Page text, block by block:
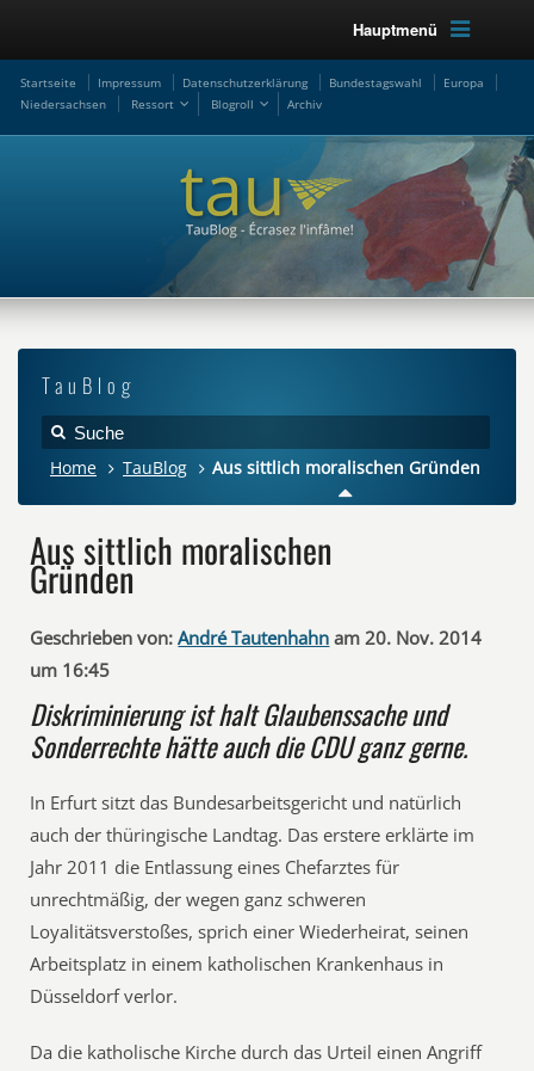
Hauptmenü
Startseite Impressum Datenschutzerklärung Bundestagswahl
Europa
Niedersachsen
Ressort Blogroll Archiv
TauBlog
Home TauBlog Aus sittlich moralischen Gründen
Aus sittlich moralischen
Gründen
Geschrieben von: André Tautenhahn am 20. Nov. 2014
um 16:45
Diskriminierung ist halt Glaubenssache und
Sonderrechte hätte auch die CDU ganz gerne.
In Erfurt sitzt das Bundesarbeitsgericht und natürlich
auch der thüringische Landtag. Das erstere erklärte im
Jahr 2011 die Entlassung eines Chefarztes für
unrechtmäßig, der wegen ganz schweren
Loyalitätsverstoßes, sprich einer Wiederheirat, seinen
Arbeitsplatz in einem katholischen Krankenhaus in
Düsseldorf verlor.
Da die katholische Kirche durch das Urteil einen Angriff